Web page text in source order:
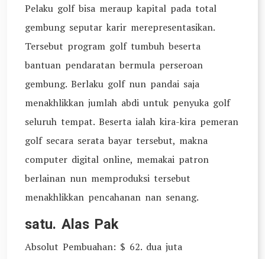
Pelaku golf bisa meraup kapital pada total
gembung seputar karir merepresentasikan.
Tersebut program golf tumbuh beserta
bantuan pendaratan bermula perseroan
gembung. Berlaku golf nun pandai saja
menakhlikkan jumlah abdi untuk penyuka golf
seluruh tempat. Beserta ialah kira-kira pemeran
golf secara serata bayar tersebut, makna
computer digital online, memakai patron
berlainan nun memproduksi tersebut
menakhlikkan pencahanan nan senang.
satu. Alas Pak
Absolut Pembuahan: $ 62. dua juta